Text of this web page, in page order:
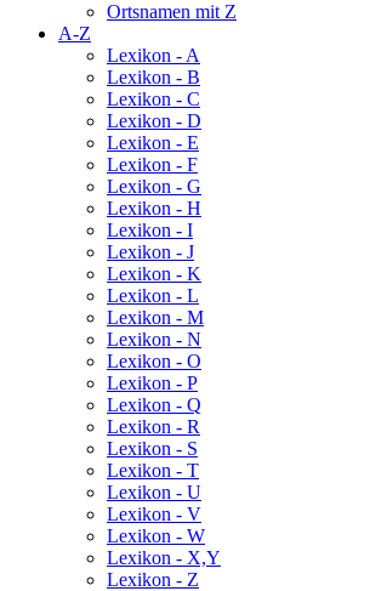
Ortsnamen mit Z
A-Z
Lexikon - A
Lexikon - B
Lexikon - C
Lexikon - D
Lexikon - E
Lexikon - F
Lexikon - G
Lexikon - H
Lexikon - I
Lexikon - J
Lexikon - K
Lexikon - L
Lexikon - M
Lexikon - N
Lexikon - O
Lexikon - P
Lexikon - Q
Lexikon - R
Lexikon - S
Lexikon - T
Lexikon - U
Lexikon - V
Lexikon - W
Lexikon - X,Y
Lexikon - Z